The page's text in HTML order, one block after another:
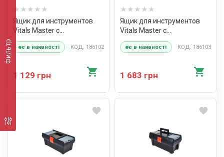
Фильтр
Ящик для инструментов
Vitals Master с
металлическими замками
22" TBM-547
є в наявності КОД: 186102
1 129 грн
Ящик для инструментов
Vitals Master с
металлическими замками
22" TBM-547 Alu
є в наявності КОД: 186103
1 683 грн